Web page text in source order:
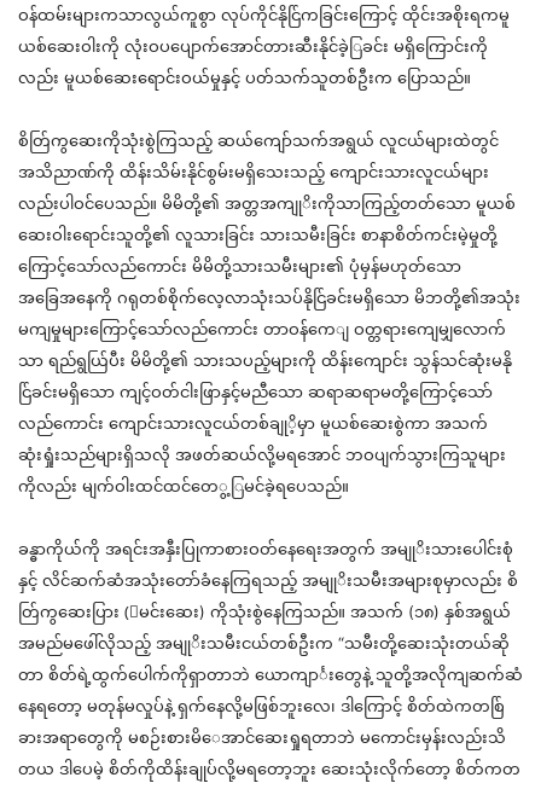
ဝန်ထမ်းများကသာလွယ်ကူစွာ လုပ်ကိုင်နိုငကခြင်းကြောင ထိုင်းအစိုးရကမူ
ယစ်ဆေးဝါးကို လုံးဝပပျောက်အောင်တားဆီးနိုင်ခဲခင်း မရှိကြောင်းကို
လည်း မူယစ်ဆေးရောင်းဝယ်မနှင့် ပတ်သက်သူတစ်ဦးက ပြောသည်။
စိတကွဆေးကိုသုံးစွဲကြသည ဆယ်ကျော်သက်အရွယ လူငယ်များထဲတွင
အသိညာဏ်ကို ထိန်းသိမ်းနိုင်စွမ်းမရှိသေးသည ကျောင်းသားလူငယ်များ
လည်းပါဝင်ပေသည်။ မိမိတို့၏ အတ္တအကိးကိုသာကြညတတ်သော မူယစ်
ဆေးဝါးရောင်းသူတို့၏ လူသားခြင်း သားသမီးခြင်း စာနာစိတ်ကင်းမဲ့မှုတို့
ကြောငသော်လည်ကောင်း မိမိတို့သားသမီးများ၏ ပုံမှန်မဟုတ်သော
အခြေအနေကို ဂရုတစ်စိုက်လေ့လာသုံးသပ်နိုငခင်းမရှိသော မိဘတို့၏အသုံး
မကျမှုများကြောငသော်လည်ကောင်း တာဝန်ကေ ဝတ္တရားကျေမလောက်
သာ ရည်ရွယပီး မိမိတို့၏ သားသပညများကို ထိန်းကျောင်း သွန်သင်ဆုံးမနို
ငခင်းမရှိသော ကျငဝတ်ငါးဖြာနှင့်မညီသော ဆရာဆရာမတို့ကြောငသော
လည်ကောင်း ကျောင်းသားလူငယ်တစ်ခိ့မှာ မူယစ်ဆေးစွဲကာ အသက်
ဆုံးရှုသည်များရှိသလို အဖတ်ဆယ်လို့မရအောင ဘဝပျက်သွားကြသူများ
ကိုလည်း မျက်ဝါးထင်ထင်တေမင်ခဲ့ရပေသည်။
ခန္ဓာကိုယ်ကို အရင်းအနှ ီးပြုကာစားဝတ်နေရေးအတွက အမိးသားပေါင်းစုံ
နှင့် လိင်ဆက်ဆံအသုံးတော်ခံနေကြရသည အမိးသမီးအများစုမှာလည်း စိ
တကွဆေးပြား (ြမင်းဆေး) ကိုသုံးစွဲနေကြသည်။ အသက ် (၁၈) နှစ်အရွယ
အမည်မဖေါ်လိုသည အမိးသမီးငယ်တစ်ဦးက “သမီးတို့ဆေးသုံးတယ်ဆို
တာ စိတ်ရဲ့ထွက်ပေါက်ကိုရှာတာဘဲ ယောကျာင်္းတွေနဲ သူတို့အလိုကျဆက်ဆံ
နေရတော မတုန်မလှုပ်နဲ ရှက်နေလို့မဖြစ်ဘူးလေ၊ ဒါကြောင စိတ်ထဲကတစ
ခားအရာတွေကို မစဉ်းစားမိေအာင်ဆေးရှုရတာဘဲ မကောင်းမှန်းလည်းသိ
တယ ဒါပေမဲ စိတ်ကိုထိန်းခပ်လို့မရတော့ဘူး ဆေးသုံးလိုက်တော စိတ်ကတ